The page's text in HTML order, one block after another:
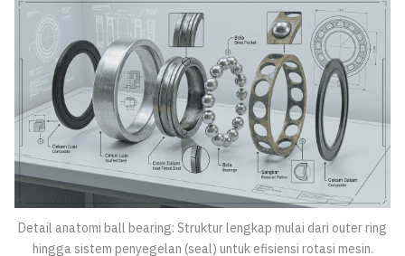
Detail anatomi ball bearing: Struktur lengkap mulai dari outer ring
hingga sistem penyegelan (seal) untuk efisiensi rotasi mesin.